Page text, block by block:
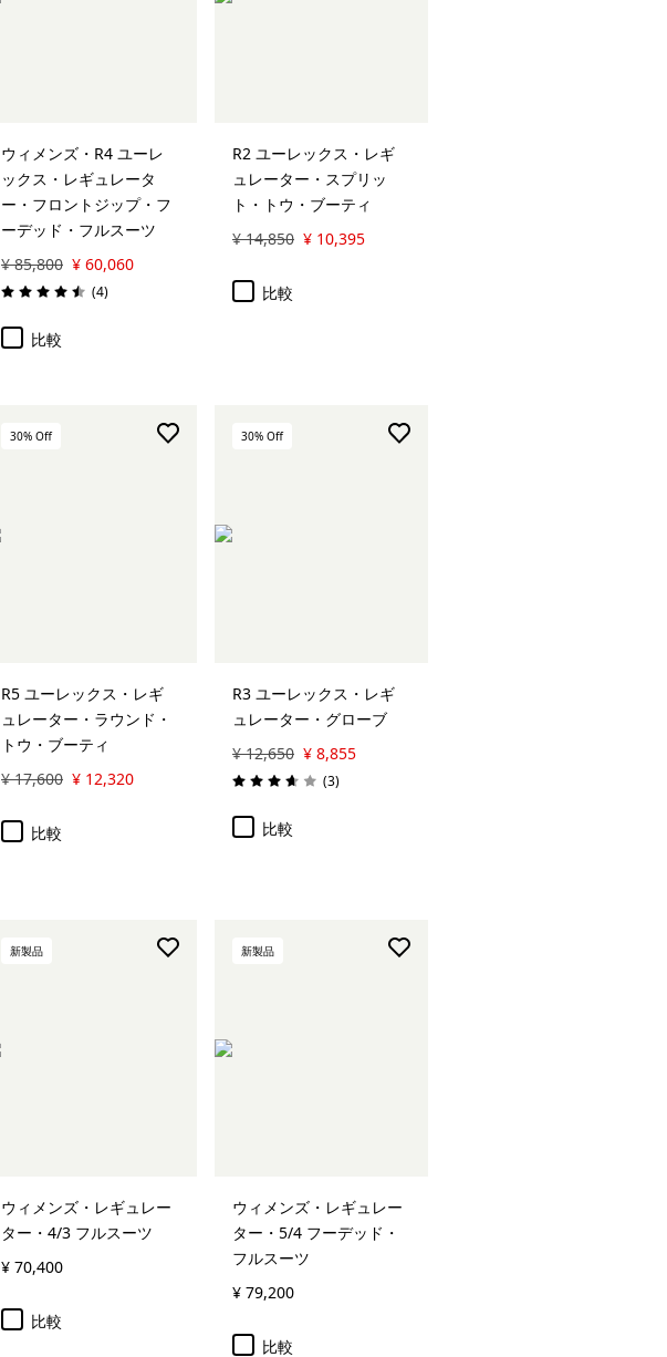
ウィメンズ・R4 ユーレ
ックス・レギュレータ
ー・フロントジップ・フ
ーデッド・フルスーツ
¥ 85,800 ¥ 60,060
評価: 4.5 / 5 (4レビュー
)
比較
R2 ユーレックス・レギ
ュレーター・スプリッ
ト・トウ・ブーティ
¥ 14,850 ¥ 10,395
比較
30% Off
R5 ユーレックス・レギ
ュレーター・ラウンド・
トウ・ブーティ
¥ 17,600 ¥ 12,320
比較
30% Off
R3 ユーレックス・レギ
ュレーター・グローブ
¥ 12,650 ¥ 8,855
評価: 3.7 / 5 (3レビュー
)
比較
新製品
ウィメンズ・レギュレー
ター・4/3 フルスーツ
¥ 70,400
比較
新製品
ウィメンズ・レギュレー
ター・5/4 フーデッド・
フルスーツ
¥ 79,200
比較